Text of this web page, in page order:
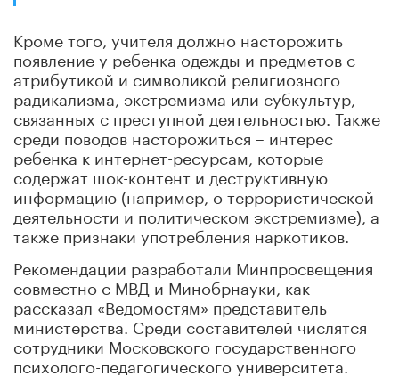
Кроме того, учителя должно насторожить
появление у ребенка одежды и предметов с
атрибутикой и символикой религиозного
радикализма, экстремизма или субкультур,
связанных с преступной деятельностью. Также
среди поводов насторожиться – интерес
ребенка к интернет-ресурсам, которые
содержат шок-контент и деструктивную
информацию (например, о террористической
деятельности и политическом экстремизме), а
также признаки употребления наркотиков.
Рекомендации разработали Минпросвещения
совместно с МВД и Минобрнауки, как
рассказал «Ведомостям» представитель
министерства. Среди составителей числятся
сотрудники Московского государственного
психолого-педагогического университета.